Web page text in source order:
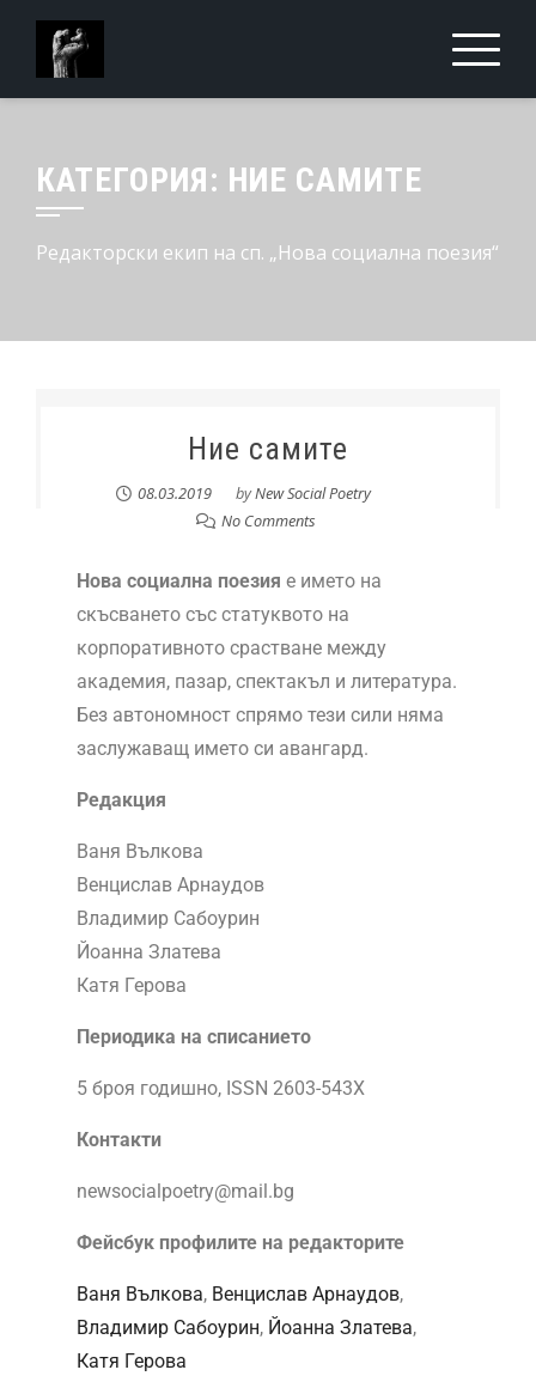
КАТЕГОРИЯ: НИЕ САМИТЕ
Редакторски екип на сп. „Нова социална поезия“
Ние самите
08.03.2019 byNew Social Poetry
No Comments
Нова социална поезия е името на
скъсването със статуквото на
корпоративното срастване между
академия, пазар, спектакъл и литература.
Без автономност спрямо тези сили няма
заслужаващ името си авангард.
Редакция
Ваня Вълкова
Венцислав Арнаудов
Владимир Сабоурин
Йоанна Златева
Катя Герова
Периодика на списанието
5 броя годишно, ISSN 2603-543X
Контакти
newsocialpoetry@mail.bg
Фейсбук профилите на редакторите
Ваня Вълкова, Венцислав Арнаудов,
Владимир Сабоурин, Йоанна Златева,
Катя Герова